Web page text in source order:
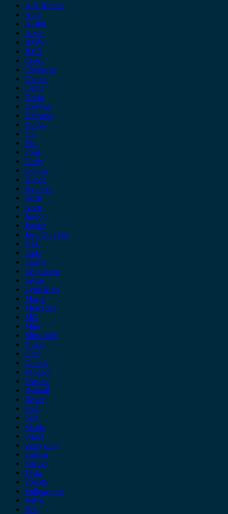
Alfa Romeo
Audi
Austin
Acura
BMW
BYD
Chery
Chevrolet
Citroen
Cupra
Dacia
Daewoo
Daihatsu
Dodge
DS
Fiat
Ford
Geely
Gonow
Honda
Hyundai
Isuzu
iveco
Jaecoo
Jaguar
Jeep Chrysler
KIA
Lada
Lancia
Leapmotor
Lexus
Lynk & co
Mazda
Mercedes
MG
Mini
Mitsubishi
Nissan
Opel
Omoda
Peugeot
Porsche
Renault
Rover
Saab
Seat
Skoda
Smart
ssangyong
Subaru
Suzuki
Tesla
Toyota
Volkswagen
Volvo
Xev